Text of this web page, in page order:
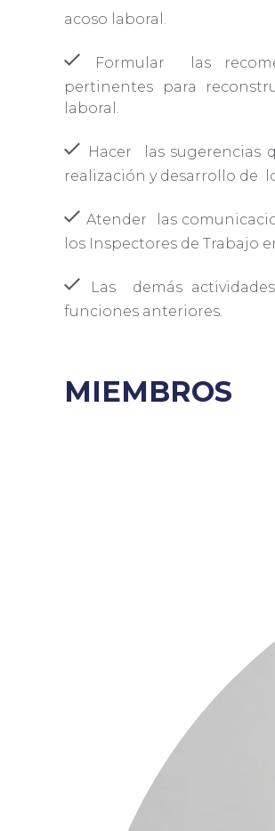
acoso laboral.
Formular
las
pertinentes para
laboral.
Hacer
las sugerencias
realización y desarrollo de
Atender
las
los Inspectores de Trabajo
Las
demás
funciones anteriores.
MIEMBROS